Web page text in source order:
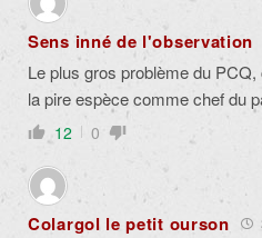
Sens inné de l'observation
Le plus gros problème du
la pire espèce comme chef du
12 0
Colargol le petit ourson